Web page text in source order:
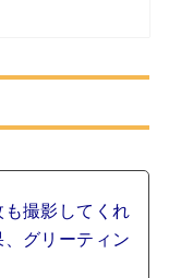
撮影してくれ
グリーティン